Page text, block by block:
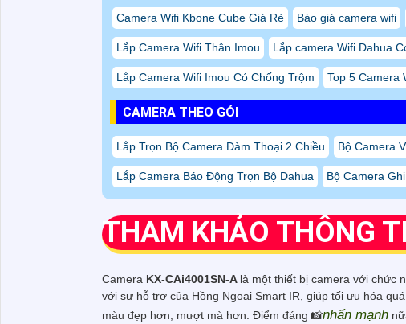
Camera Wifi Kbone Cube Giá Rẻ Báo giá camera wifi
Lắp Camera Wifi Thân Imou Lắp camera Wifi Dahua
Lắp Camera Wifi Imou Có Chống Trộm Top 5 Camera
CAMERA THEO GÓI
Lắp Trọn Bộ Camera Đàm Thoại 2 Chiều Bộ Camera
Lắp Camera Báo Động Trọn Bộ Dahua Bộ Camera
THAM KHẢO THÔNG
Camera KX-CAi4001SN-A là một thiết bị camera với chức
với sự hỗ trợ của Hồng Ngoại Smart IR, giúp tối ưu hóa
màu đẹp hơn, mượt mà hơn. Điểm đáng 📸nhấn mạnh